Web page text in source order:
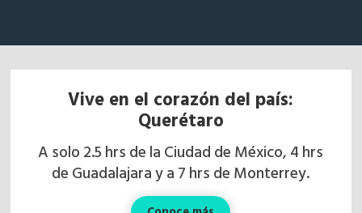
Vive en el corazón del país:
Querétaro
A solo 2.5 hrs de la Ciudad de México, 4 hrs
de Guadalajara y a 7 hrs de Monterrey.